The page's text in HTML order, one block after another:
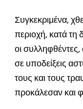
Συγκεκριμένα,
περιοχή, κατά τη
οι
σε υποδείξεις
τους και τους
προκάλεσαν και